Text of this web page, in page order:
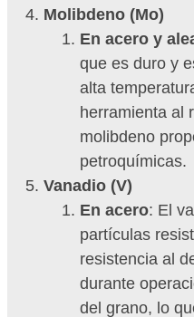
Molibdeno (Mo)
En acero y
que es duro y
alta
herramienta al
molibdeno
petroquímicas.
Vanadio (V)
En acero: El
partículas
resistencia al
durante
del grano, lo